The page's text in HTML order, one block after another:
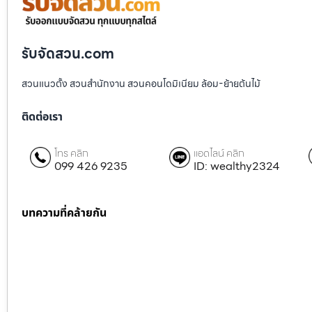
รับจัดสวน.com
สวนแนวตั้ง สวนสำนักงาน สวนคอนโดมิเนียม ล้อม-ย้ายต้นไม้
ติดต่อเรา
โทร คลิก
099 426 9235
แอดไลน์ คลิก
ID: wealthy2324
บทความที่คล้ายกัน